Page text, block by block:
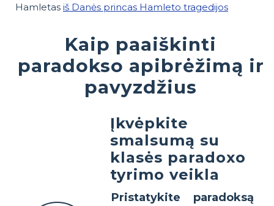
Hamletas iš Danės princas Hamleto tragedijos
Kaip paaiškinti
paradokso apibrėžimą ir
pavyzdžius
Įkvėpkite
smalsumą su
klasės paradoxo
tyrimo veikla
Pristatykite paradoksą